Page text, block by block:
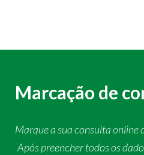
Marcação de
Marque a sua consulta online
Após preencher todos os